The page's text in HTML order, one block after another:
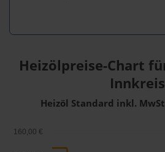
Heizölpreise-Chart
Innkreis
Heizöl Standard inkl.
160,00 €